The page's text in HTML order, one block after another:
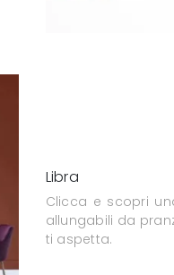
Libra
Clicca e scopri
allungabili da
ti aspetta.